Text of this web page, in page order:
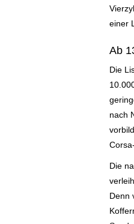
einer
Ab
Die
nach
Die
Denn